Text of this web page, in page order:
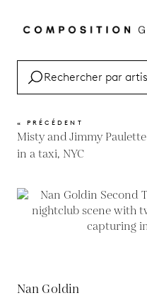
« PRÉCÉDENT
Misty and Jimmy Paulette
in a taxi, NYC
Nan Goldin